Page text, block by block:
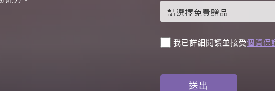
我已詳細閱讀並接受個資保